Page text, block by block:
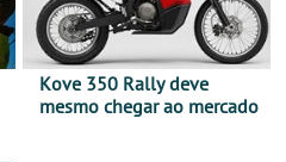
Kove 350 Rally deve
mesmo chegar ao mercado